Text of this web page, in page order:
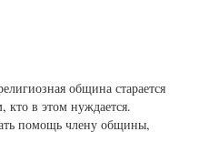
община старается
кто в этом нуждается.
помощь члену общины,